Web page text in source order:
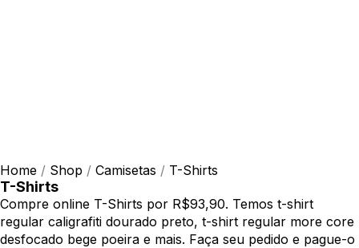
Home / Shop / Camisetas / T-Shirts
T-Shirts
Compre online T-Shirts por R$93,90. Temos t-shirt
regular caligrafiti dourado preto, t-shirt regular more core
desfocado bege poeira e mais. Faça seu pedido e pague-o